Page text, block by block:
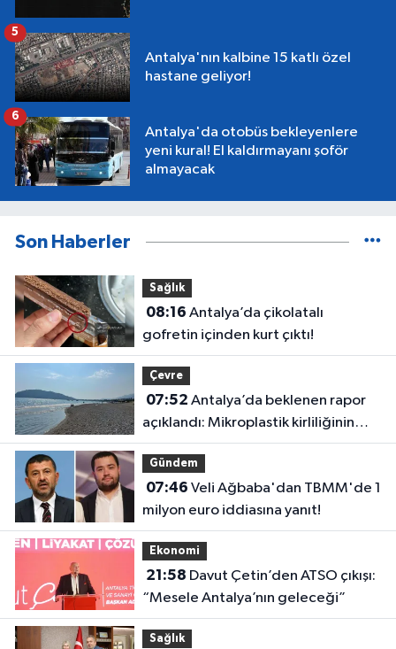
Antalya'nın kalbine 15 katlı özel
hastane geliyor!
5
Antalya'da otobüs bekleyenlere
yeni kural! El kaldırmayanı şoför
almayacak
6
Son Haberler
Sağlık
08:16
gofretin içinden kurt çıktı!
Çevre
07:52
açıklandı: Mikroplastik kirliliğinin
kaynağı belli oldu
Gündem
07:46
milyon euro iddiasına yanıt!
Ekonomi
21:58
“Mesele Antalya’nın geleceği”
Sağlık